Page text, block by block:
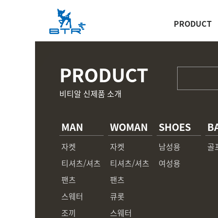
PRODUCT
PRODUCT
비티알 신제품 소개
MAN
자켓
티셔츠/셔츠
팬츠
스웨터
조끼
WOMAN
자켓
티셔츠/셔츠
팬츠
큐롯
스웨터
SHOES
남성용
여성용
골